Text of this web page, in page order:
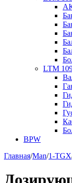
LTM
BPW
Главная/Man/1-TGX